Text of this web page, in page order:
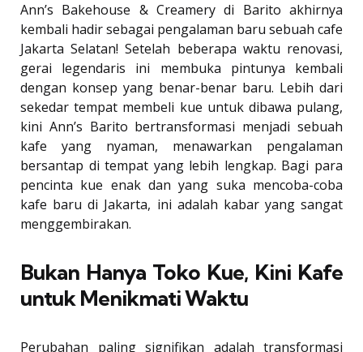
Ann’s Bakehouse & Creamery di Barito akhirnya
kembali hadir sebagai pengalaman baru sebuah cafe
Jakarta Selatan! Setelah beberapa waktu renovasi,
gerai legendaris ini membuka pintunya kembali
dengan konsep yang benar-benar baru. Lebih dari
sekedar tempat membeli kue untuk dibawa pulang,
kini Ann’s Barito bertransformasi menjadi sebuah
kafe yang nyaman, menawarkan pengalaman
bersantap di tempat yang lebih lengkap. Bagi para
pencinta kue enak dan yang suka mencoba-coba
kafe baru di Jakarta, ini adalah kabar yang sangat
menggembirakan.
Bukan Hanya Toko Kue, Kini Kafe
untuk Menikmati Waktu
Perubahan paling signifikan adalah transformasi